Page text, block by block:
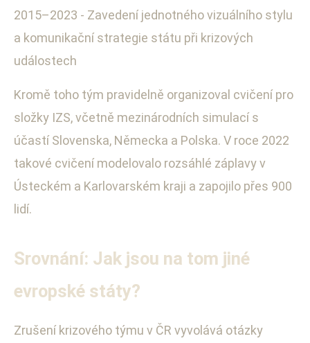
2015–2023 - Zavedení jednotného vizuálního stylu
a komunikační strategie státu při krizových
událostech
Kromě toho tým pravidelně organizoval cvičení pro
složky IZS, včetně mezinárodních simulací s
účastí Slovenska, Německa a Polska. V roce 2022
takové cvičení modelovalo rozsáhlé záplavy v
Ústeckém a Karlovarském kraji a zapojilo přes 900
lidí.
Srovnání: Jak jsou na tom jiné
evropské státy?
Zrušení krizového týmu v ČR vyvolává otázky